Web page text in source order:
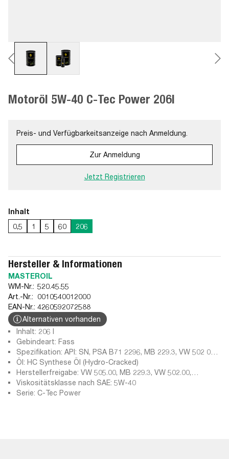
Motoröl 5W-40 C-Tec Power 206l
Preis- und Verfügbarkeitsanzeige nach Anmeldung.
Zur Anmeldung
Jetzt Registrieren
Inhalt
0,5
1 5 60 206
Hersteller & Informationen
MASTEROIL
WM-Nr.: 520.45.55
Art.-Nr.: 0010540012000
EAN-Nr.: 4260592072588
Alternativen vorhanden
Inhalt: 206 l
Gebindeart: Fass
Spezifikation: API: SN, PSA B71 2296, MB 229.3, VW 502 00,
ACEA A3/B4-12, Porsche A40, VW 505 00, Fiat 9.55535-H2,
ACEA A3/B3-12, BMW LL 01 only <2019, BMW Longlife-01
(>2019), API: CD, API: SG, ACEA B3-96, ACEA B4-98, API: SJ-
EC, ACEA A3/B4-08, ACEA B3-98 synthetic, Fiat 9.55535-M2,
Öl: HC Synthese Öl (Hydro-Cracked)
Herstellerfreigabe: VW 505.00, MB 229.3, VW 502.00,
Porsche A40
Viskositätsklasse nach SAE: 5W-40
Serie: C-Tec Power